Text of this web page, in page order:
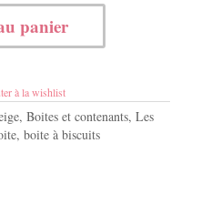
panier
à la wishlist
, Boites et contenants, Les
, boite à biscuits